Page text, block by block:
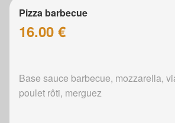
Pizza barbecue
16.00 €
Base sauce barbecue, mozzarella,
poulet rôti, merguez